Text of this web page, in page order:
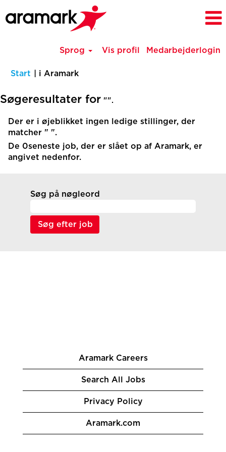
Sprog Vis profil Medarbejderlogin
Start i Aramark(aktuel
Søgeresultater for "".
Der er i øjeblikket ingen ledige stillinger, der
matcher " ".
De 0seneste job, der er slået op af Aramark, er
angivet nedenfor.
Søg på nøgleord
Aramark Careers
Search All Jobs
Privacy Policy
Aramark.com